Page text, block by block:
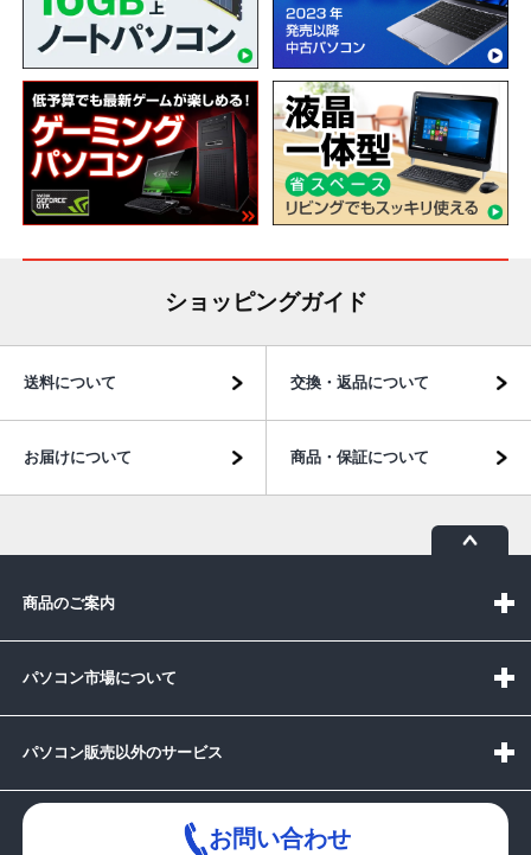
ショッピングガイド
送料について 交換・返品について
お届けについて 商品・保証について
商品のご案内
パソコン市場について
パソコン販売以外のサービス
お問い合わせ